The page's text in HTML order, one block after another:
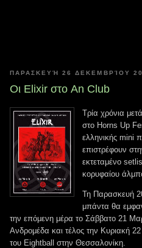
ΠΑΡΑΣΚΕΥΉ 26 ΔΕΚΕΜΒΡΊΟΥ
Οι Elixir στο An Club
Τρία χρόνια
στο Horns Up
ελληνικής mini
επιστρέφουν
εκτεταμένο
κορυφαίου
Τη Παρασκευή
μπάντα θα
την επόμενη μέρα το Σάββατο 21
Ανδρομέδα και τέλος την Κυριακή
του Eightball στην Θεσσαλονίκη.